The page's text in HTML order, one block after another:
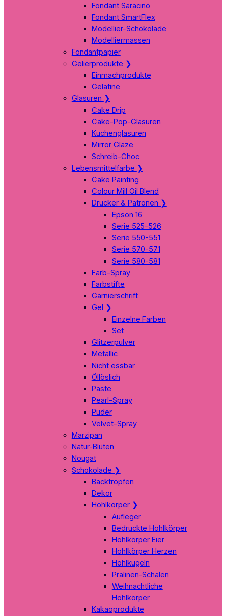
Fondant Saracino
Fondant SmartFlex
Modellier-Schokolade
Modelliermassen
Fondantpapier
Gelierprodukte ❯
Einmachprodukte
Gelatine
Glasuren ❯
Cake Drip
Cake-Pop-Glasuren
Kuchenglasuren
Mirror Glaze
Schreib-Choc
Lebensmittelfarbe ❯
Cake Painting
Colour Mill Oil Blend
Drucker & Patronen ❯
Epson 16
Serie 525-526
Serie 550-551
Serie 570-571
Serie 580-581
Farb-Spray
Farbstifte
Garnierschrift
Gel ❯
Einzelne Farben
Set
Glitzerpulver
Metallic
Nicht essbar
Öllöslich
Paste
Pearl-Spray
Puder
Velvet-Spray
Marzipan
Natur-Blüten
Nougat
Schokolade ❯
Backtropfen
Dekor
Hohlkörper ❯
Aufleger
Bedruckte Hohlkörper
Hohlkörper Eier
Hohlkörper Herzen
Hohlkugeln
Pralinen-Schalen
Weihnachtliche
Hohlkörper
Kakaoprodukte